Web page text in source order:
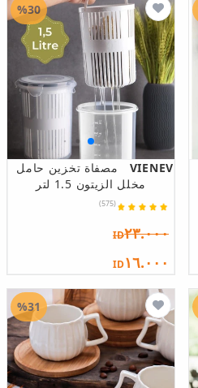
VIENEV
مصفاة تخزين حامل
مخلل الزيتون 1.5 لتر
(575)
ID٢٣.٠٠٠
ID١٦.٠٠٠
%30
%31